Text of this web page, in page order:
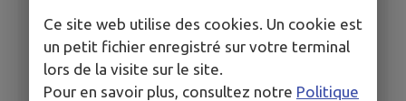
Ce site web utilise des cookies. Un cookie est
un petit fichier enregistré sur votre terminal
lors de la visite sur le site.
Pour en savoir plus, consultez notre Politique